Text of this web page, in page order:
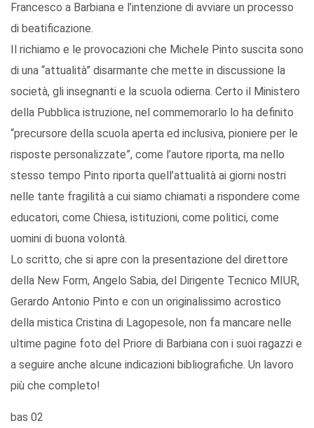
Francesco a Barbiana e l’intenzione di avviare un processo
di beatificazione.
Il richiamo e le provocazioni che Michele Pinto suscita sono
di una “attualità” disarmante che mette in discussione la
società, gli insegnanti e la scuola odierna. Certo il Ministero
della Pubblica istruzione, nel commemorarlo lo ha definito
“precursore della scuola aperta ed inclusiva, pioniere per le
risposte personalizzate”, come l’autore riporta, ma nello
stesso tempo Pinto riporta quell’attualità ai giorni nostri
nelle tante fragilità a cui siamo chiamati a rispondere come
educatori, come Chiesa, istituzioni, come politici, come
uomini di buona volontà.
Lo scritto, che si apre con la presentazione del direttore
della New Form, Angelo Sabia, del Dirigente Tecnico MIUR,
Gerardo Antonio Pinto e con un originalissimo acrostico
della mistica Cristina di Lagopesole, non fa mancare nelle
ultime pagine foto del Priore di Barbiana con i suoi ragazzi e
a seguire anche alcune indicazioni bibliografiche. Un lavoro
più che completo!
bas 02